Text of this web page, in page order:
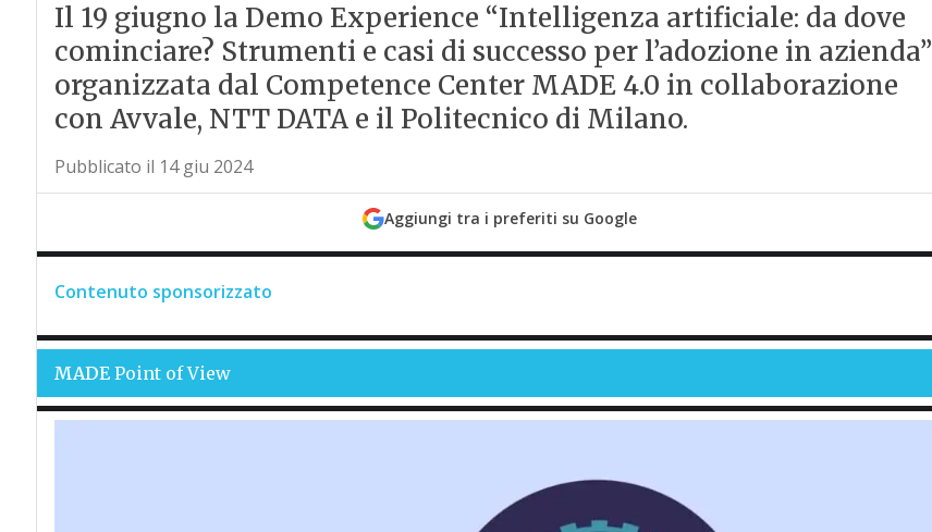
Il 19 giugno la Demo Experience “Intelligenza artificiale: da dove
cominciare? Strumenti e casi di successo per l’adozione in azienda”
organizzata dal Competence Center MADE 4.0 in collaborazione
con Avvale, NTT DATA e il Politecnico di Milano.
Pubblicato il 14 giu 2024
Aggiungi tra i preferiti su Google
Contenuto sponsorizzato
MADE Point of View